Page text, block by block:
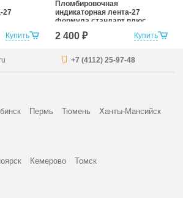
Купить
27
Купить
Пломбировочная
индикаторная лента-27
формула стандарт плюс
2 400 ₽
+7 (4112) 25-97-48
Пермь Тюмень Ханты-Мансийск
Кемерово Томск